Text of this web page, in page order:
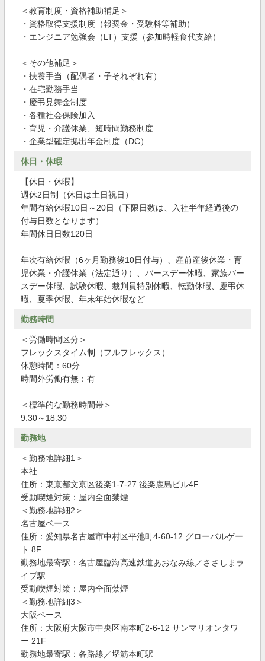
＜教育制度・資格補助補足＞
・資格取得支援制度（報奨金・受験料等補助）
・エンジニア勉強会（LT）支援（参加時軽食代支給）
＜その他補足＞
・扶養手当（配偶者・子それぞれ有）
・在宅勤務手当
・慶弔見舞金制度
・各種社会保険加入
・育児・介護休業、短時間勤務制度
・企業型確定拠出年金制度（DC）
休日・休暇
【休日・休暇】
週休2日制（休日は土日祝日）
年間有給休暇10日～20日（下限日数は、入社半年経過後の
付与日数となります）
年間休日日数120日
年次有給休暇（6ヶ月勤務後10日付与）、産前産後休業・育
児休業・介護休業（法定通り）、バースデー休暇、家族バー
スデー休暇、試験休暇、裁判員特別休暇、転勤休暇、慶弔休
暇、夏季休暇、年末年始休暇など
勤務時間
＜労働時間区分＞
フレックスタイム制（フルフレックス）
休憩時間：60分
時間外労働有無：有
＜標準的な勤務時間帯＞
9:30～18:30
勤務地
＜勤務地詳細1＞
本社
住所：東京都文京区後楽1-7-27 後楽鹿島ビル4F
受動喫煙対策：屋内全面禁煙
＜勤務地詳細2＞
名古屋ベース
住所：愛知県名古屋市中村区平池町4-60-12 グローバルゲー
ト 8F
勤務地最寄駅：名古屋臨海高速鉄道あおなみ線／ささしまラ
イブ駅
受動喫煙対策：屋内全面禁煙
＜勤務地詳細3＞
大阪ベース
住所：大阪府大阪市中央区南本町2-6-12 サンマリオンタワ
ー 21F
勤務地最寄駅：各路線／堺筋本町駅